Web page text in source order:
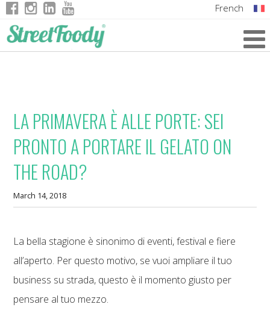
French
LA PRIMAVERA È ALLE PORTE: SEI
PRONTO A PORTARE IL GELATO ON
THE ROAD?
March 14, 2018
La bella stagione è sinonimo di eventi, festival e fiere
all’aperto. Per questo motivo, se vuoi ampliare il tuo
business su strada, questo è il momento giusto per
pensare al tuo mezzo.